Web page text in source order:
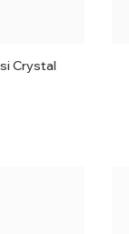
Crystal